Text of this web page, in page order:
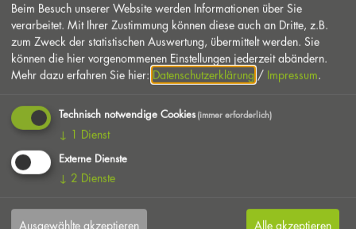
Was ist eine moderne
Messeinrichtung (mME)?
Was ist ein intelligentes
Messsystem (iMSys)?
Welche Daten werden erhoben?
Wer wird mit einem intelligenten
Beim Besuch unserer Website werden Informationen über Sie
verarbeitet. Mit Ihrer Zustimmung können diese auch an Dritte, z.B.
zum Zweck der statistischen Auswertung, übermittelt werden. Sie
können die hier vorgenommenen Einstellungen jederzeit abändern.
Mehr dazu erfahren Sie hier: Datenschutzerklärung / Impressum.
Technisch notwendige Cookies (immer erforderlich)
↓ 1 Dienst
Externe Dienste
↓ 2 Dienste
Ausgewählte akzeptieren Alle akzeptieren